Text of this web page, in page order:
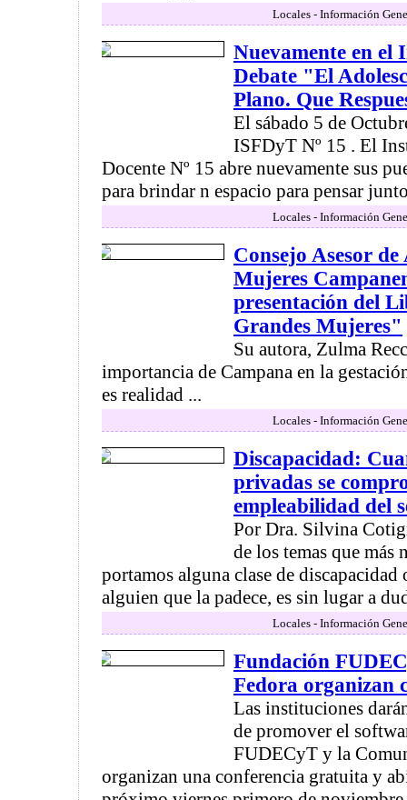
Locales - Información
Nuevamente en el
Debate "El
Plano. Que
El sábado 5 de
ISFDyT Nº 15 . El
Docente Nº 15 abre nuevamente sus
para brindar n espacio para pensar
Locales - Información
Consejo Asesor
Mujeres
presentación del
Grandes Mujeres"
Su autora, Zulma
importancia de Campana en la
es realidad ...
Locales - Información
Discapacidad:
privadas se
empleabilidad del
Por Dra. Silvina
de los temas que más
portamos alguna clase de discapacidad
alguien que la padece, es sin lugar a
Locales - Información
Fundación
Fedora organizan
Las instituciones
de promover el
FUDECyT y la
organizan una conferencia gratuita y